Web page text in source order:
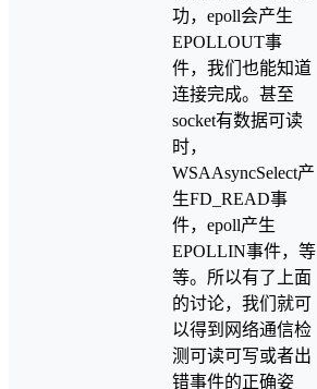
功，epoll会产生
EPOLLOUT事
件，我们也能知道
连接完成。甚至
socket有数据可读
时，
WSAAsyncSelect产
生FD_READ事
件，epoll产生
EPOLLIN事件，等
等。所以有了上面
的讨论，我们就可
以得到网络通信检
测可读可写或者出
错事件的正确姿